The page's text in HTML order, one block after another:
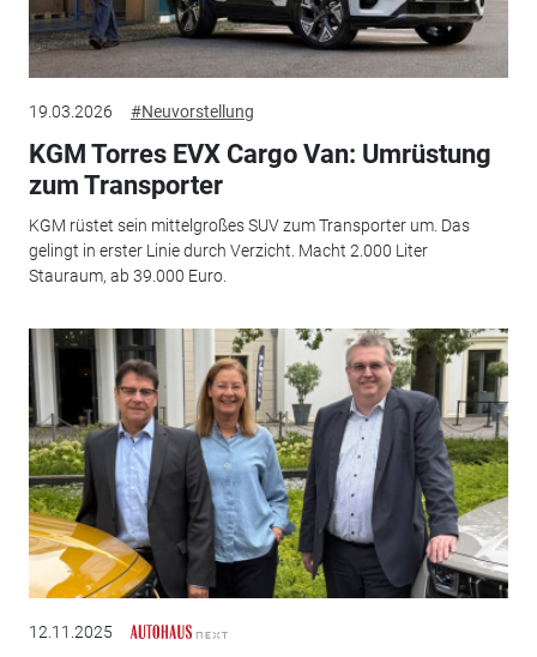
19.03.2026 #Neuvorstellung
KGM Torres EVX Cargo Van: Umrüstung
zum Transporter
KGM rüstet sein mittelgroßes SUV zum Transporter um. Das
gelingt in erster Linie durch Verzicht. Macht 2.000 Liter
Stauraum, ab 39.000 Euro.
12.11.2025